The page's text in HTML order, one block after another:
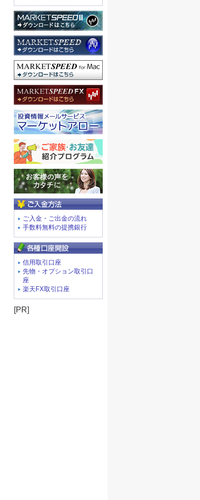
ご入金・ご出金の流れ
手数料無料の提携銀行
信用取引口座
先物・オプション取引口
座
楽天FX取引口座
[PR]